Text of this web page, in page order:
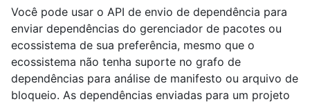
Você pode usar o API de envio de dependência para
enviar dependências do gerenciador de pacotes ou
ecossistema de sua preferência, mesmo que o
ecossistema não tenha suporte no grafo de
dependências para análise de manifesto ou arquivo de
bloqueio. As dependências enviadas para um projeto